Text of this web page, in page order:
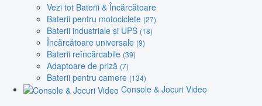
Vezi tot Baterii & Încărcătoare
Baterii pentru motociclete (27)
Baterii industriale și UPS (18)
Încărcătoare universale (9)
Baterii reîncărcabile (39)
Adaptoare de priză (7)
Baterii pentru camere (134)
Console & Jocuri Video